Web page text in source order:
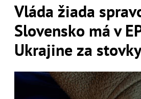
Vláda žiada
Slovensko má v
Ukrajine za